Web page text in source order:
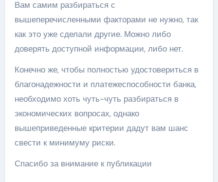
Вам самим разбираться с
вышеперечисленными факторами не нужно, так
как это уже сделали другие. Можно либо
доверять доступной информации, либо нет.
Конечно же, чтобы полностью удостовериться в
благонадежности и платежеспособности банка,
необходимо хоть чуть-чуть разбираться в
экономических вопросах, однако
вышеприведенные критерии дадут вам шанс
свести к минимуму риски.
Спасибо за внимание к публикации